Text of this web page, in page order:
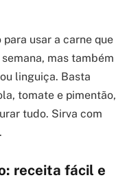
usar a carne que
mas também
linguiça. Basta
tomate e pimentão,
tudo. Sirva com
receita fácil e